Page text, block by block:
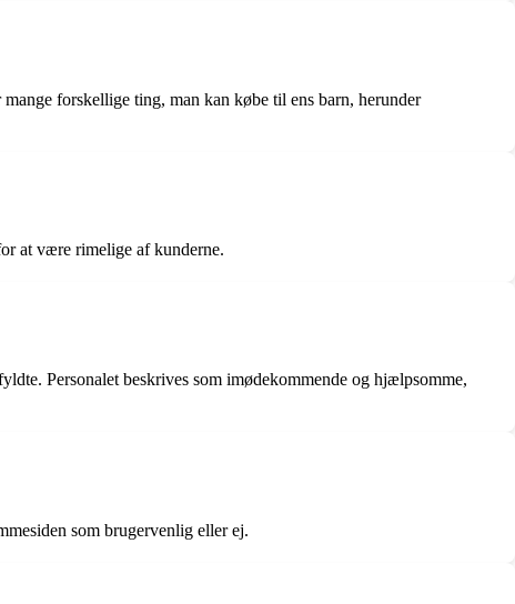
forskellige ting, man kan købe til ens barn, herunder
at være rimelige af kunderne.
Personalet beskrives som imødekommende og hjælpsomme,
som brugervenlig eller ej.